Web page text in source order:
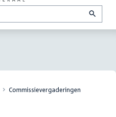
Commissievergaderingen